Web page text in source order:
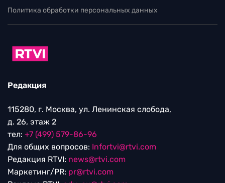
Политика обработки персональных данных
Редакция
115280, г. Москва, ул. Ленинская слобода,
д. 26, этаж 2
тел: +7 (499) 579-86-96
Для общих вопросов: Infortvi@rtvi.com
Редакция RTVI: news@rtvi.com
Маркетинг/PR: pr@rtvi.com